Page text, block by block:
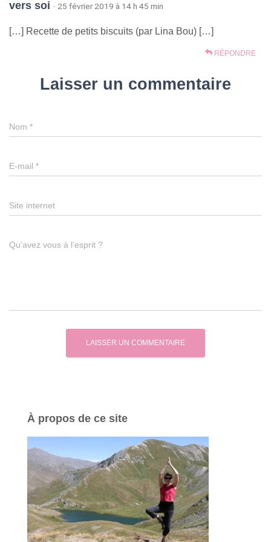
vers soi · 25 février 2019 à 14 h 45 min
[…] Recette de petits biscuits (par Lina Bou) […]
RÉPONDRE
Laisser un commentaire
Nom *
E-mail *
Site internet
Qu’avez vous à l’esprit ?
À propos de ce site